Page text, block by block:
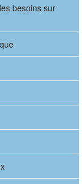
besoins sur